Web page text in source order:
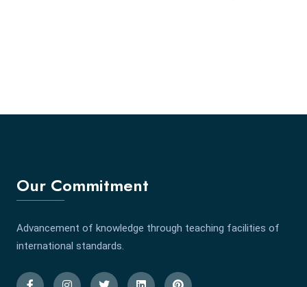
Our Commitment
Advancement of knowledge through teaching facilities of
international standards.